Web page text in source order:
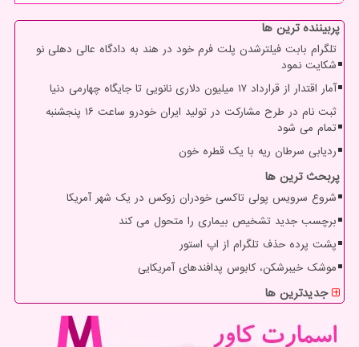
پربیننده ترین ها
تلگرام بابت فیلترشدن پلت فرم خود در هند به دادگاه عالی دهلی نو
شکایت نمود
آمار اقتدار از قرارداد ۱۷ میلیون دلاری نانویی تا جایگاه چهارمی دنیا
ثبت نام در طرح مشارکت در تولید ایران خودرو ساعت ۱۶ پنجشنبه
تمام می شود
ردیابی سرطان ریه با یک قطره خون
پربحث ترین ها
شروع سرویس پولی تاکسی خودران زوکس در یک شهر آمریکا
برچسب جدید تشخیص بیماری را متحول می کند
پشت پرده حذف تلگرام از اپ استور
موشک خیبرشکن، کابوس پدافندهای آمریکایی
جدیدترین ها